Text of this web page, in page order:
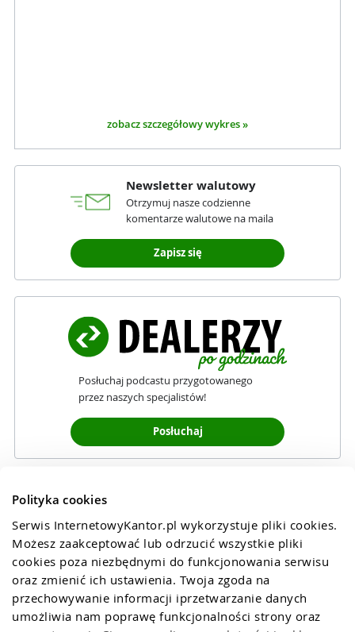
Polityka cookies
Serwis InternetowyKantor.pl wykorzystuje pliki cookies.
Możesz zaakceptować lub odrzucić wszystkie pliki
cookies poza niezbędnymi do funkcjonowania serwisu
oraz zmienić ich ustawienia. Twoja zgoda na
przechowywanie informacji iprzetwarzanie danych
umożliwia nam poprawę funkcjonalności strony oraz
zobacz szczegółowy wykres »
Newsletter walutowy
Otrzymuj nasze codzienne
komentarze walutowe na maila
Zapisz się
Posłuchaj podcastu przygotowanego
przez naszych specjalistów!
Posłuchaj